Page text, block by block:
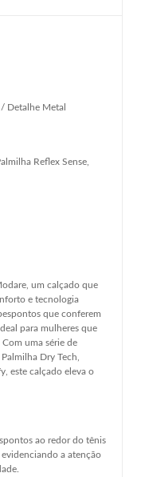
Detalhe Metal
Reflex Sense,
um calçado que
e tecnologia
que conferem
para mulheres que
uma série de
Dry Tech,
este calçado eleva o
ao redor do tênis
a atenção